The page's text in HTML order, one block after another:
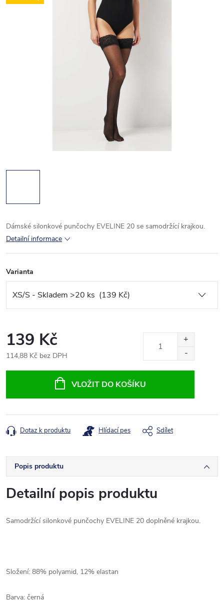
Dámské silonkové punčochy EVELINE 20 se samodržící krajkou.
Detailní informace
Varianta
139 Kč
114,88 Kč bez DPH
VLOŽIT DO KOŠÍKU
Dotaz k produktu Hlídací pes Sdílet
Popis produktu
Detailní popis produktu
Samodržící silonkové punčochy EVELINE 20 doplněné krajkou.
Složení: 88% polyamid, 12% elastan
Barva: černá